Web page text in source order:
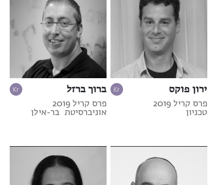
ירון פוקס
פרס קריל 2019
טכניון
ברוך ברזל
פרס קריל 2019
אוניברסיטת בר-אילן